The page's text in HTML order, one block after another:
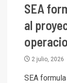
SEA
al
2 julio, 2026
SEA